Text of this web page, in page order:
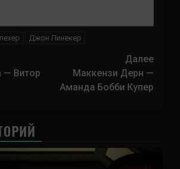
Джон Линекер
— Витор
Далее
Маккензи Дерн —
Аманда Бобби Купер